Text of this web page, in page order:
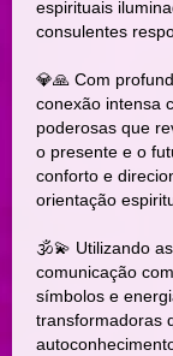
espirituais
consulentes
💎🙏 Com
conexão intensa
poderosas que
o presente e o
conforto e
orientação
🕉️💫 Utilizando
comunicação
símbolos e
transformadoras